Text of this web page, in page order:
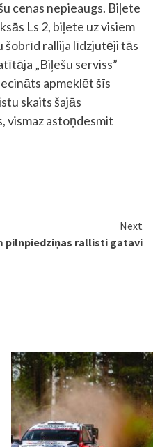
cenas nepieaugs. Biļete
Ls 2, biļete uz visiem
šobrīd rallija līdzjutēji tās
„Biļešu serviss”
apmeklēt šīs
skaits šajās
vismaz astoņdesmit
Next
pilnpiedziņas rallisti gatavi